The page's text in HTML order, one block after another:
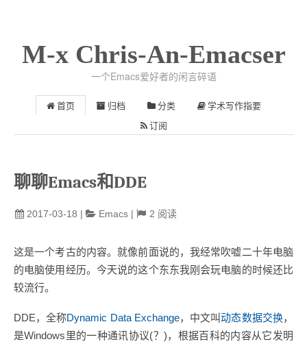
M-x Chris-An-Emacser
一个Emacs爱好者的闲言碎语
首页 归档 分类 学术写作指要
订阅
聊聊Emacs和DDE
2017-03-18 | Emacs | 2 阅读
这是一个考古的内容。就像前面说的，我经常吹嘘二十年电脑
的电脑使用经历。今天说的这个东东我刚会玩电脑的时候还比
较流行。
DDE，全称Dynamic Data Exchange，中文叫动态数据交换，
是Windows里的一种通讯协议(？)，根据百科的内容从它发明